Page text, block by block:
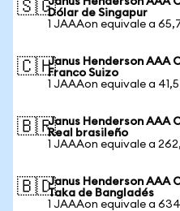
🇸🇬Dólar de Singapur
1 JAAAon equivale a
🇨🇭Janus Henderson AAA
Franco Suizo
1 JAAAon equivale a
🇧🇷Janus Henderson AAA
Real brasileño
1 JAAAon equivale a
🇧🇩Janus Henderson AAA
Taka de Bangladés
1 JAAAon equivale a